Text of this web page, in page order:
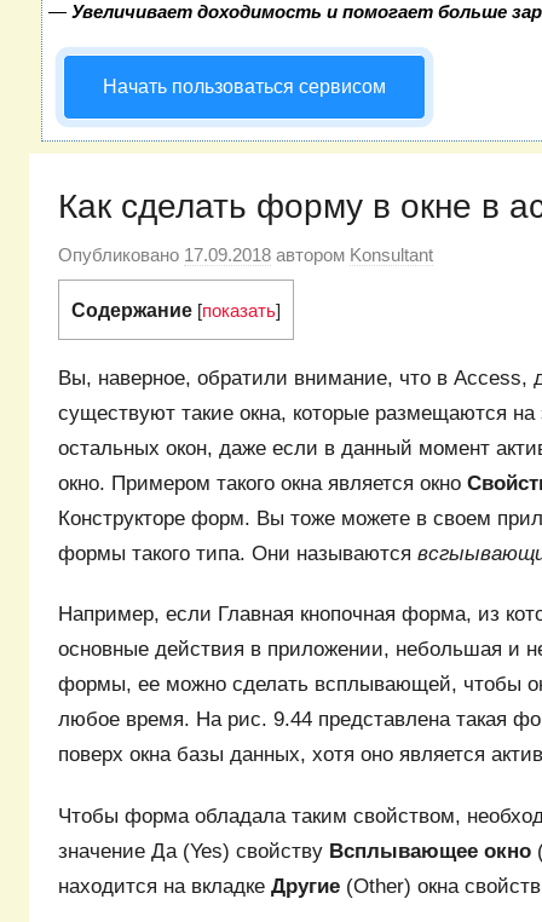
— Увеличивает доходимость и помогает больше
Начать пользоваться сервисом
Как сделать форму в окне в
Опубликовано 17.09.2018 автором Konsultant
Содержание [показать]
Вы, наверное, обратили внимание, что в Access,
существуют такие окна, которые размещаются на
остальных окон, даже если в данный момент
окно. Примером такого окна является окно
Конструкторе форм. Вы тоже можете в своем
формы такого типа. Они называются
Например, если Главная кнопочная форма, из
основные действия в приложении, небольшая и
формы, ее можно сделать всплывающей, чтобы
любое время. На рис. 9.44 представлена такая
поверх окна базы данных, хотя оно является
Чтобы форма обладала таким свойством,
значение Да (Yes) свойству Всплывающее окно
находится на вкладке Другие (Other) окна